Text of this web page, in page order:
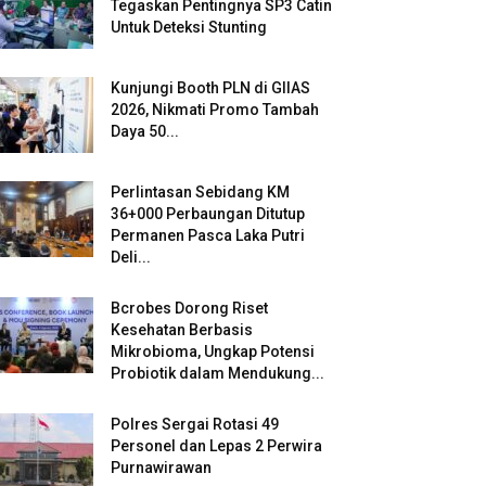
Tegaskan Pentingnya SP3 Catin
Untuk Deteksi Stunting
Kunjungi Booth PLN di GIIAS
2026, Nikmati Promo Tambah
Daya 50...
Perlintasan Sebidang KM
36+000 Perbaungan Ditutup
Permanen Pasca Laka Putri
Deli...
Bcrobes Dorong Riset
Kesehatan Berbasis
Mikrobioma, Ungkap Potensi
Probiotik dalam Mendukung...
Polres Sergai Rotasi 49
Personel dan Lepas 2 Perwira
Purnawirawan